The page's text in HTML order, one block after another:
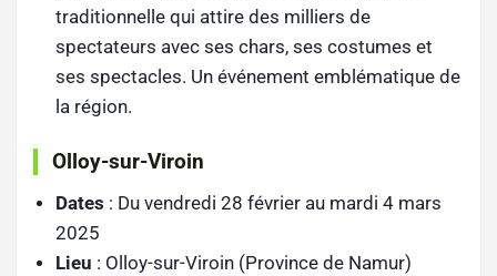
traditionnelle qui attire des milliers de
spectateurs avec ses chars, ses costumes et
ses spectacles. Un événement emblématique de
la région.
Olloy-sur-Viroin
Dates : Du vendredi 28 février au mardi 4 mars
2025
Lieu : Olloy-sur-Viroin (Province de Namur)